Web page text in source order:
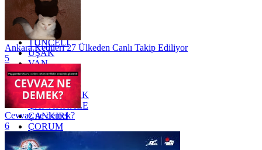
TEKİRDAĞ
TOKAT
TRABZON
TUNCELİ
UŞAK
VAN
YALOVA
YOZGAT
ZONGULDAK
ÇANAKKALE
ÇANKIRI
ÇORUM
İSTANBUL
İZMİR
Ankara Kedileri 27 Ülkeden Canlı Takip Ediliyor
5
Cevvaz ne demek?
6